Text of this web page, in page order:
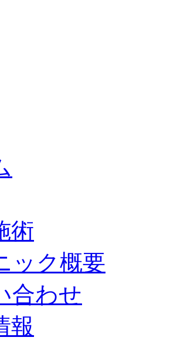
術
ック概要
合わせ
報